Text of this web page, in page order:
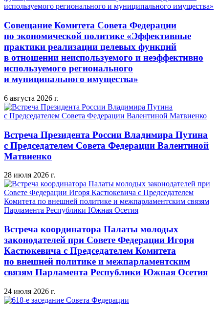
Совещание Комитета Совета Федерации
по экономической политике «Эффективные
практики реализации целевых функций
в отношении неиспользуемого и неэффективно
используемого регионального
и муниципального имущества»
6 августа 2026 г.
Встреча Президента России Владимира Путина
с Председателем Совета Федерации Валентиной
Матвиенко
28 июля 2026 г.
Встреча координатора Палаты молодых
законодателей при Совете Федерации Игоря
Кастюкевича с Председателем Комитета
по внешней политике и межпарламентским
связям Парламента Республики Южная Осетия
24 июля 2026 г.